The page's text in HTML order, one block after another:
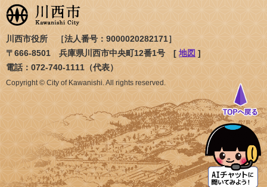
川西市役所 ［法人番号：9000020282171］
〒666-8501 兵庫県川西市中央町12番1号 [ 地図 ]
電話：072-740-1111（代表）
Copyright © City of Kawanishi. All rights reserved.